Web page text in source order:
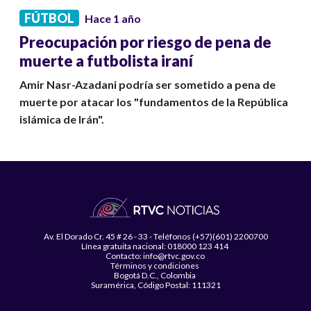
FÚTBOL Hace 1 año
Preocupación por riesgo de pena de
muerte a futbolista iraní
Amir Nasr-Azadani podría ser sometido a pena de
muerte por atacar los "fundamentos de la República
islámica de Irán".
Av. El Dorado Cr. 45 # 26 - 33 - Teléfonos (+57)(601) 2200700
Línea gratuita nacional: 018000 123 414
Contacto: info@rtvc.gov.co
Términos y condiciones
Bogotá D.C., Colombia
Suramérica, Código Postal: 111321